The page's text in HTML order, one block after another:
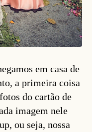
em casa de
a primeira coisa
do cartão de
imagem nele
ou seja, nossa